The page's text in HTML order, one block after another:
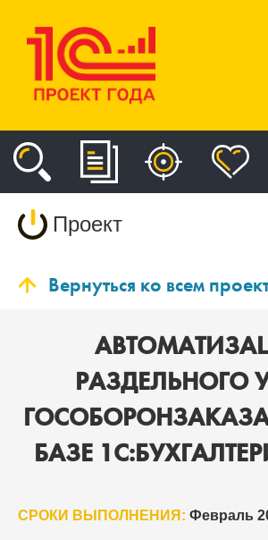
Проект
Вернуться ко всем
РАЗДЕЛЬНОГО
БАЗЕ
СРОКИ ВЫПОЛНЕНИЯ: Февраль